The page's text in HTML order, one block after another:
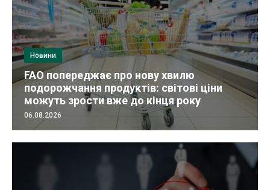
Новини
FAO попереджає про нову хвилю
подорожчання продуктів: світові ціни
можуть зрости вже до кінця року
06.08.2026